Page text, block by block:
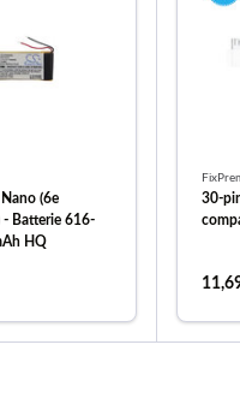
(6e
- Batterie 616-
HQ
30-